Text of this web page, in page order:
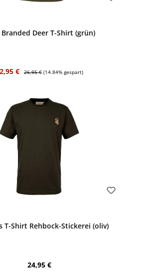
Deer T-Shirt (grün)
€ Regulärer Preis:
26,95 € (14.84% gespart)
T-Shirt Rehbock-Stickerei (oliv)
Regulärer Preis:
24,95 €